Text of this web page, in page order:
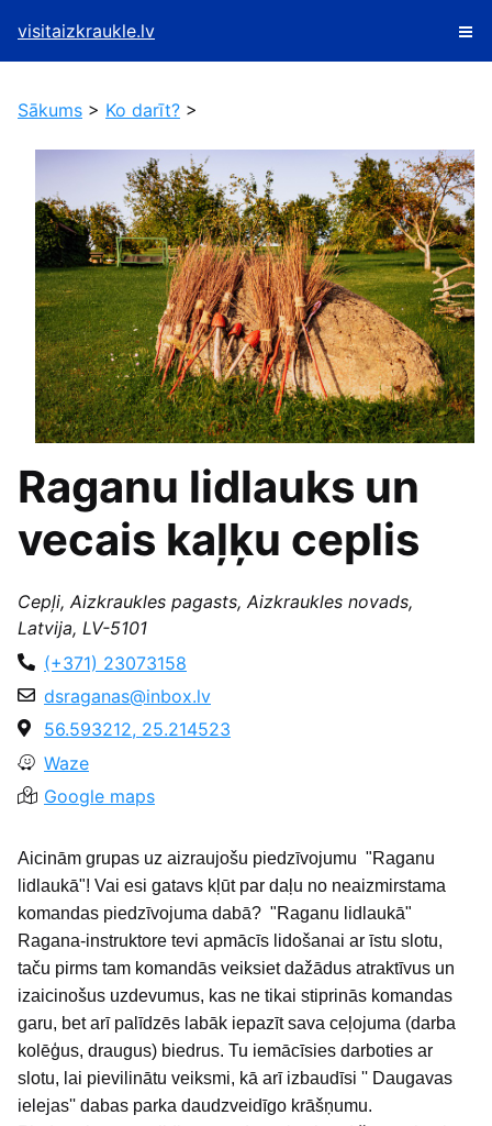
visitaizkraukle.lv
Sākums > Ko darīt? >
Raganu lidlauks un
vecais kaļķu ceplis
Cepļi, Aizkraukles pagasts, Aizkraukles novads,
Latvija, LV-5101
(+371) 23073158
dsraganas@inbox.lv
56.593212, 25.214523
Waze
Google maps
Aicinām grupas uz aizraujošu piedzīvojumu "Raganu
lidlaukā"! Vai esi gatavs kļūt par daļu no neaizmirstama
komandas piedzīvojuma dabā? "Raganu lidlaukā"
Ragana-instruktore tevi apmācīs lidošanai ar īstu slotu,
taču pirms tam komandās veiksiet dažādus atraktīvus un
izaicinošus uzdevumus, kas ne tikai stiprinās komandas
garu, bet arī palīdzēs labāk iepazīt sava ceļojuma (darba
kolēģus, draugus) biedrus. Tu iemācīsies darboties ar
slotu, lai pievilinātu veiksmi, kā arī izbaudīsi '' Daugavas
ielejas'' dabas parka daudzveidīgo krāšņumu.